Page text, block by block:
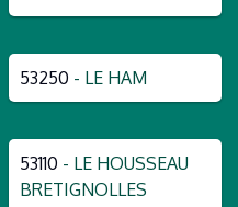
53250 - LE HAM
53110 - LE HOUSSEAU
BRETIGNOLLES